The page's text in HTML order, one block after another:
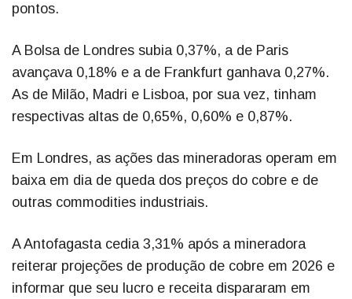
pontos.
A Bolsa de Londres subia 0,37%, a de Paris
avançava 0,18% e a de Frankfurt ganhava 0,27%.
As de Milão, Madri e Lisboa, por sua vez, tinham
respectivas altas de 0,65%, 0,60% e 0,87%.
Em Londres, as ações das mineradoras operam em
baixa em dia de queda dos preços do cobre e de
outras commodities industriais.
A Antofagasta cedia 3,31% após a mineradora
reiterar projeções de produção de cobre em 2026 e
informar que seu lucro e receita dispararam em